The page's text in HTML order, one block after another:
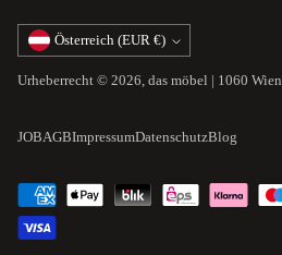
Währung Österreich (EUR €)
Urheberrecht © 2026, das möbel | 1060 Wien
JOBAGBImpressumDatenschutzBlog